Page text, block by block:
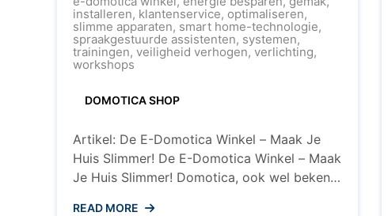
Shop:
Maak
Je
Huis
Slimmer
installeren, klantenservice, optimaliseren,
slimme apparaten, smart home-technologie,
spraakgestuurde assistenten, systemen,
trainingen, veiligheid verhogen, verlichting,
workshops
DOMOTICA SHOP
Artikel: De E-Domotica Winkel – Maak Je
Huis Slimmer! De E-Domotica Winkel – Maak
Je Huis Slimmer! Domotica, ook wel bekend
READ MORE